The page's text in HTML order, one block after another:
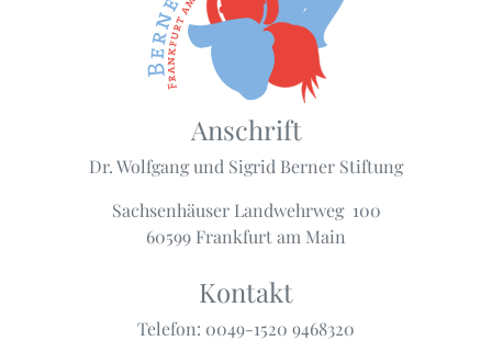
Anschrift
Dr. Wolfgang und Sigrid Berner Stiftung
Sachsenhäuser Landwehrweg 100
60599 Frankfurt am Main
Kontakt
Telefon: 0049-1520 9468320